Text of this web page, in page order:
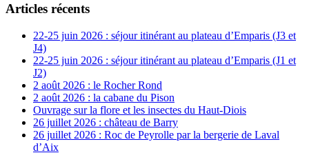
Articles récents
22-25 juin 2026 : séjour itinérant au plateau d’Emparis (J3 et
J4)
22-25 juin 2026 : séjour itinérant au plateau d’Emparis (J1 et
J2)
2 août 2026 : le Rocher Rond
2 août 2026 : la cabane du Pison
Ouvrage sur la flore et les insectes du Haut-Diois
26 juillet 2026 : château de Barry
26 juillet 2026 : Roc de Peyrolle par la bergerie de Laval
d’Aix